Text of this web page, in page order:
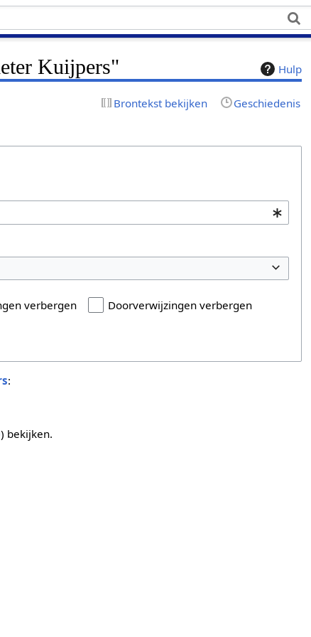
Hulp
Kuijpers"
Brontekst bekijken Geschiedenis
verbergen Doorverwijzingen verbergen
:
) bekijken.